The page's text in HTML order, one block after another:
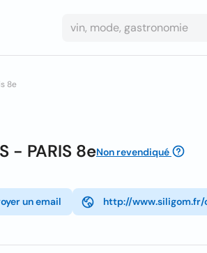
8e
- PARIS 8eNon revendiqué
un email http://